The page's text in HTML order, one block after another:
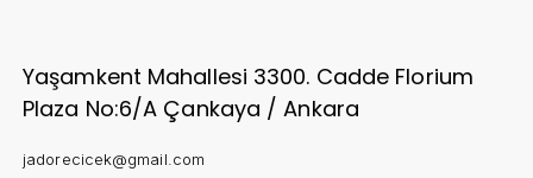
Yaşamkent Mahallesi 3300. Cadde Florium
Plaza No:6/A Çankaya / Ankara
jadorecicek@gmail.com